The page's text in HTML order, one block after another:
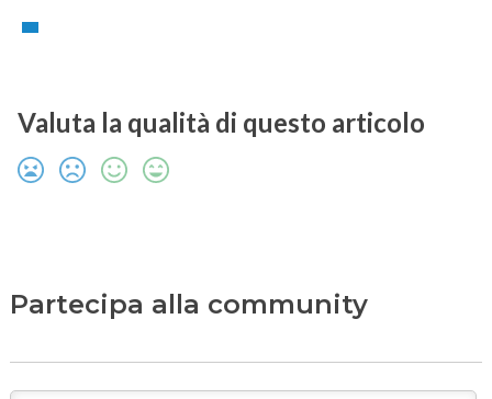
Valuta la qualità di questo articolo
Partecipa alla community